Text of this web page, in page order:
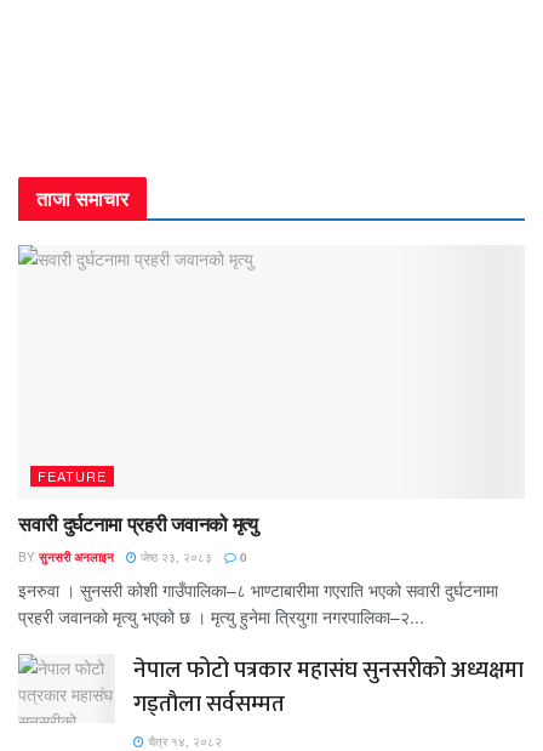
ताजा समाचार
FEATURE
सवारी दुर्घटनामा प्रहरी जवानको मृत्यु
BY सुनसरी अनलाइन जेष्ठ २३, २०८३ 0
इनरुवा । सुनसरी कोशी गाउँपालिका–८ भाण्टाबारीमा गएराति भएको सवारी दुर्घटनामा
प्रहरी जवानको मृत्यु भएको छ । मृत्यु हुनेमा त्रियुगा नगरपालिका–२...
नेपाल फोटो पत्रकार महासंघ सुनसरीको अध्यक्षमा
गड्ताैला सर्वसम्मत
चैत्र १४, २०८२